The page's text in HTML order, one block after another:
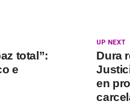
UP NEXT
Dura
en
total”:
e